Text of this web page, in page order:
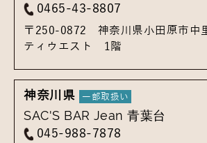
0465-43-8807
〒250-0872 神奈川県小田原市中
ティウエスト 1階
神奈川県
SAC'S BAR Jean 青葉台
045-988-7878